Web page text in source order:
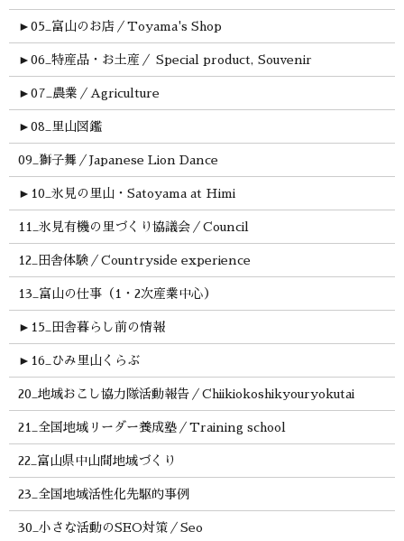
► 05_富山のお店／Toyama's Shop
► 06_特産品・お土産／ Special product, Souvenir
► 07_農業／Agriculture
► 08_里山図鑑
09_獅子舞／Japanese Lion Dance
► 10_氷見の里山・Satoyama at Himi
11_氷見有機の里づくり協議会／Council
12_田舎体験／Countryside experience
13_富山の仕事（1・2次産業中心）
► 15_田舎暮らし前の情報
► 16_ひみ里山くらぶ
20_地域おこし協力隊活動報告／Chiikiokoshikyouryokutai
21_全国地域リーダー養成塾／Training school
22_富山県中山間地域づくり
23_全国地域活性化先駆的事例
30_小さな活動のSEO対策／Seo